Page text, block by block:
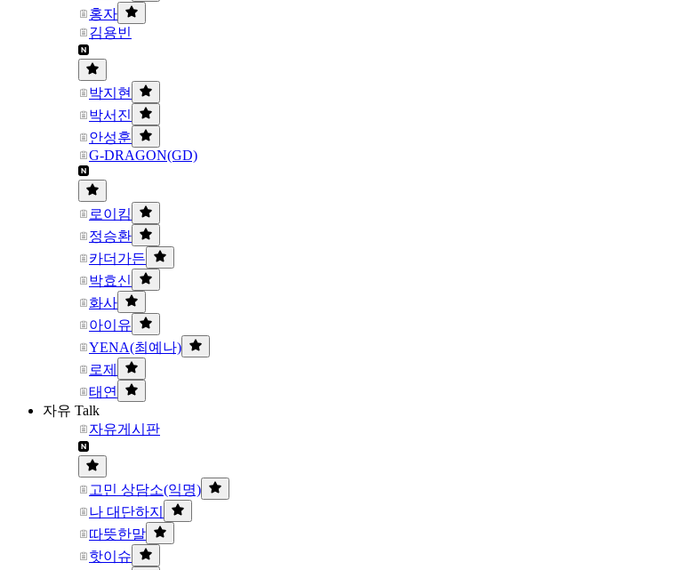
홍자
김용빈
박지현
박서진
안성훈
G-DRAGON(GD)
로이킴
정승환
카더가든
박효신
화사
아이유
YENA(최예나)
로제
태연
자유 Talk
자유게시판
고민 상담소(익명)
나 대단하지
따뜻한말
핫이슈